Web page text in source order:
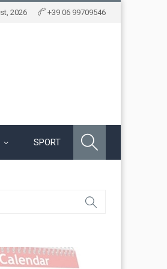
2026 +39 06 99709546
SPORT